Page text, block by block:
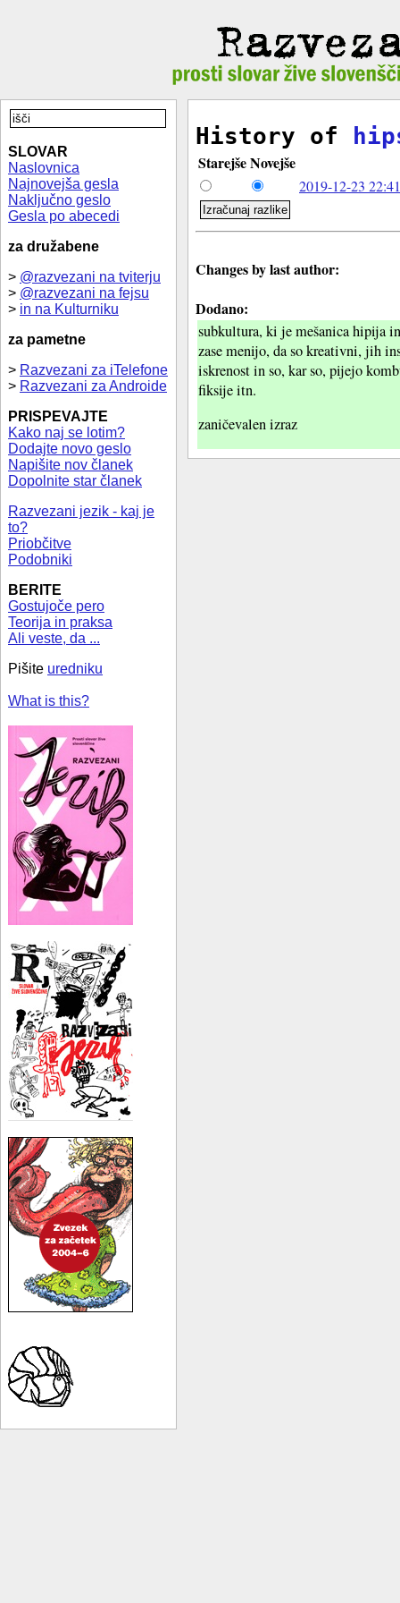
SLOVAR
Naslovnica
Najnovejša gesla
Naključno geslo
Gesla po abecedi
za družabene
> @razvezani na tviterju
> @razvezani na fejsu
> in na Kulturniku
za pametne
> Razvezani za iTelefone
> Razvezani za Androide
PRISPEVAJTE
Kako naj se lotim?
Dodajte novo geslo
Napišite nov članek
Dopolnite star članek
Razvezani jezik - kaj je
to?
Priobčitve
Podobniki
BERITE
Gostujoče pero
Teorija in praksa
Ali veste, da ...
Pišite uredniku
What is this?
History of
StarejšeNovejše
2019-12-23
Changes by last author:
Dodano:
subkultura, ki je mešanica hipija
zase menijo, da so kreativni, jih
iskrenost in so, kar so, pijejo
fiksije itn.
zaničevalen izraz